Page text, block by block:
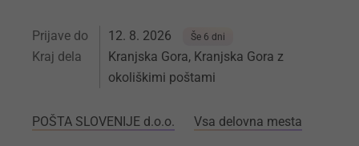
Prijave do 12. 8. 2026 Še 6 dni
Kraj dela
Kranjska Gora, Kranjska Gora z
okoliškimi poštami
POŠTA SLOVENIJE d.o.o. Vsa delovna mesta